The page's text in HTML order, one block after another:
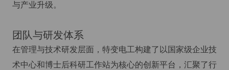
与产业升级。
团队与研发体系
在管理与技术研发层面，特变电工构建了以国家级企业技
术中心和博士后科研工作站为核心的创新平台，汇聚了行